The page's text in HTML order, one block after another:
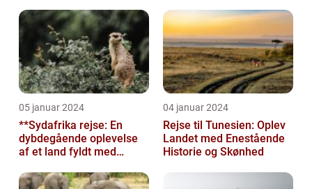
05 januar 2024
**Sydafrika rejse: En
dybdegående oplevelse
af et land fyldt med
04 januar 2024
Rejse til Tunesien: Oplev
Landet med Enestående
Historie og Skønhed